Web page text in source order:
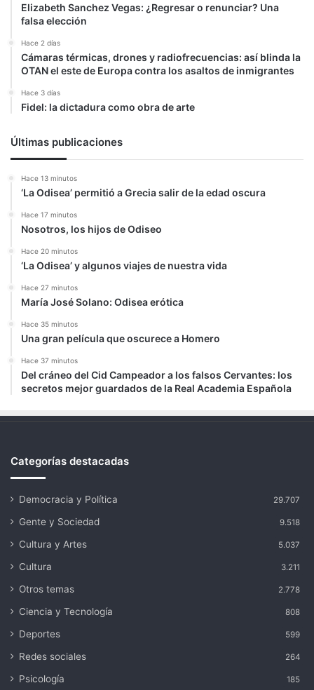
Elizabeth Sanchez Vegas: ¿Regresar o renunciar? Una
falsa elección
Hace 2 días
Cámaras térmicas, drones y radiofrecuencias: así blinda la
OTAN el este de Europa contra los asaltos de inmigrantes
Hace 3 días
Fidel: la dictadura como obra de arte
Últimas publicaciones
Hace 13 minutos
‘La Odisea’ permitió a Grecia salir de la edad oscura
Hace 17 minutos
Nosotros, los hijos de Odiseo
Hace 20 minutos
‘La Odisea’ y algunos viajes de nuestra vida
Hace 27 minutos
María José Solano: Odisea erótica
Hace 35 minutos
Una gran película que oscurece a Homero
Hace 37 minutos
Del cráneo del Cid Campeador a los falsos Cervantes: los
secretos mejor guardados de la Real Academia Española
Categorías destacadas
Democracia y Política 29.707
Gente y Sociedad 9.518
Cultura y Artes 5.037
Cultura 3.211
Otros temas 2.778
Ciencia y Tecnología 808
Deportes 599
Redes sociales 264
Psicología 185